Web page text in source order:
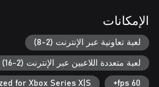
الإمكانات
لعبة تعاونية عبر الإنترنت (2-8)
لعبة متعددة اللاعبين عبر الإنترنت (2-16)
60 fps+
for Xbox Series X|S